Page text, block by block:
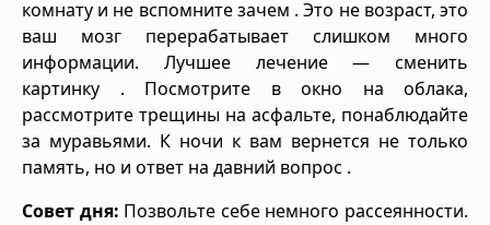
комнату и не вспомните зачем . Это не возраст, это
ваш мозг перерабатывает слишком много
информации. Лучшее лечение — сменить
картинку . Посмотрите в окно на облака,
рассмотрите трещины на асфальте, понаблюдайте
за муравьями. К ночи к вам вернется не только
память, но и ответ на давний вопрос .
Совет дня: Позвольте себе немного рассеянности.